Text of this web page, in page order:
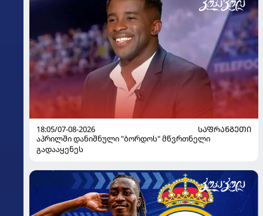
18:05/07-08-2026
ᲡᲐᲤᲠᲐᲜᲒᲔᲗᲘ
აპრილში დანიშნული "ბორდოს" მწვრთნელი
გადააყენეს